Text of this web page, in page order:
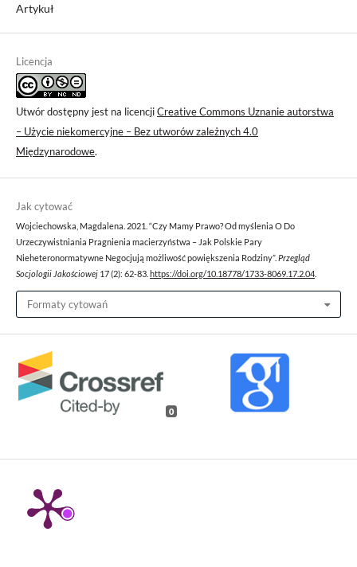
Artykuł
Licencja
Utwór dostępny jest na licencjiCreative Commons Uznanie autorstwa
– Użycie niekomercyjne – Bez utworów zależnych 4.0
Międzynarodowe.
Jak cytować
Wojciechowska, Magdalena. 2021. “Czy Mamy Prawo? Od myślenia O Do
Urzeczywistniania Pragnienia macierzyństwa – Jak Polskie Pary
Nieheteronormatywne Negocjują możliwość powiększenia Rodziny”. Przegląd
Socjologii Jakościowej 17 (2): 62-83. https://doi.org/10.18778/1733-8069.17.2.04.
Formaty cytowań
0